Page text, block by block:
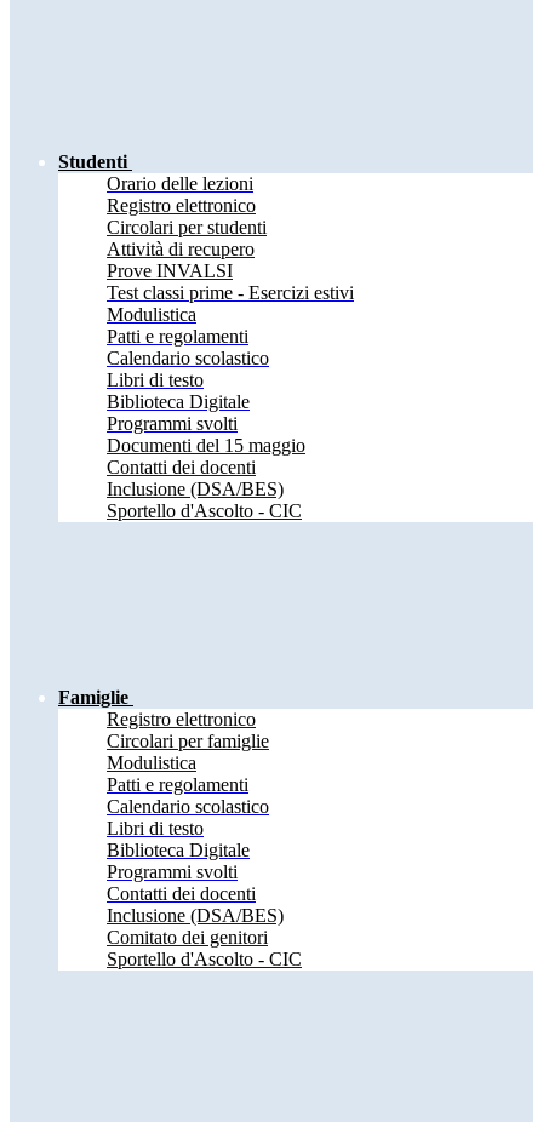
Studenti
Orario delle lezioni
Registro elettronico
Circolari per studenti
Attività di recupero
Prove INVALSI
Test classi prime - Esercizi estivi
Modulistica
Patti e regolamenti
Calendario scolastico
Libri di testo
Biblioteca Digitale
Programmi svolti
Documenti del 15 maggio
Contatti dei docenti
Inclusione (DSA/BES)
Sportello d'Ascolto - CIC
Famiglie
Registro elettronico
Circolari per famiglie
Modulistica
Patti e regolamenti
Calendario scolastico
Libri di testo
Biblioteca Digitale
Programmi svolti
Contatti dei docenti
Inclusione (DSA/BES)
Comitato dei genitori
Sportello d'Ascolto - CIC